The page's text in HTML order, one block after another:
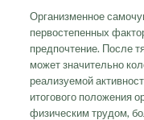
Организменное
первостепенных
предпочтение. После
может значительно
реализуемой
итогового положения
физическим трудом,